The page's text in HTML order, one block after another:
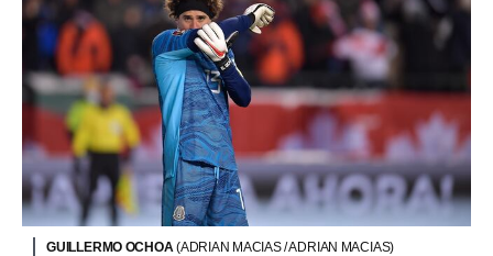
GUILLERMO OCHOA (ADRIAN MACIAS / ADRIAN MACIAS)